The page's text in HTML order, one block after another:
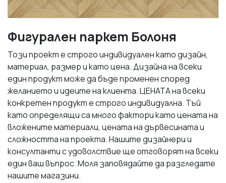
Фигурален паркет Болоня
Този проект е строго индивидуален като дизайн,
материал, размер и като цена. Дизайна на всеки
един продукт може да бъде променен според
желанието и идеите на клиента. ЦЕНАТА на всеки
конкретен продукт е строго индивидуална. Тъй
като определящи са много фактори като цената на
вложените материали, цената на дървесината и
сложността на проекта. Нашите дизайнери и
консултанти с удоволствие ще отговорят на всеки
един ваш въпрос. Моля заповядайте да разгледате
нашите магазини.